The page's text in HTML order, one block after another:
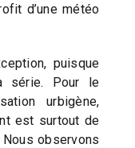
d’une météo
puisque
série. Pour le
urbigène,
est surtout de
observons